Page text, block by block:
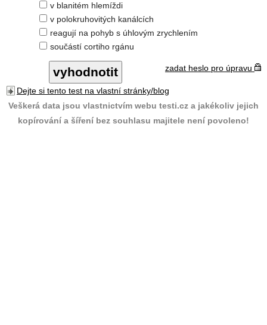
v blanitém hlemíždi
v polokruhovitých kanálcích
reagují na pohyb s úhlovým zrychlením
součástí cortiho rgánu
zadat heslo pro úpravu
Dejte si tento test na vlastní stránky/blog
Veškerá data jsou vlastnictvím webu testi.cz a jakékoliv jejich
kopírování a šíření bez souhlasu majitele není povoleno!